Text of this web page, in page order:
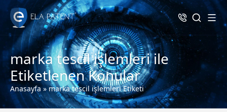
marka tescil işlemleri ile
Etiketlenen Konular
Anasayfa»marka tescil işlemleri Etiketi